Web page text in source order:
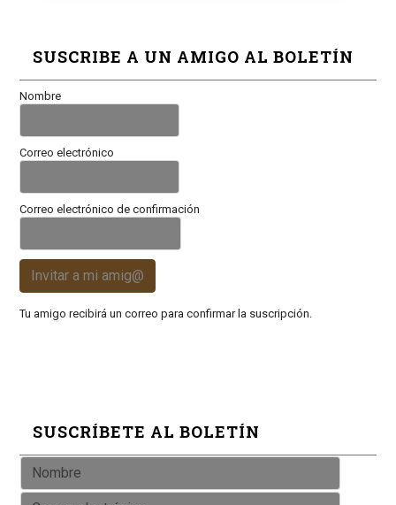
SUSCRIBE A UN AMIGO AL BOLETÍN
Nombre
Correo electrónico
Correo electrónico de confirmación
Invitar a mi amig@
Tu amigo recibirá un correo para confirmar la suscripción.
SUSCRÍBETE AL BOLETÍN